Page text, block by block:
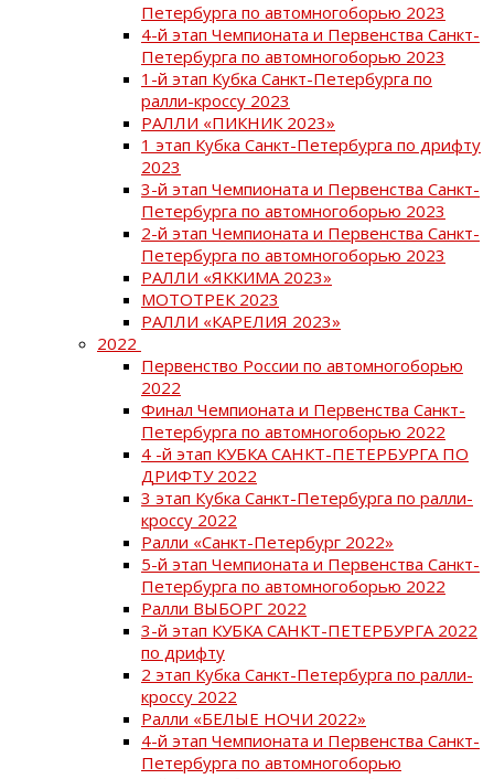
Петербурга по автомногоборью 2023
4-й этап Чемпионата и Первенства Санкт-
Петербурга по автомногоборью 2023
1-й этап Кубка Санкт-Петербурга по
ралли-кроссу 2023
РАЛЛИ «ПИКНИК 2023»
1 этап Кубка Санкт-Петербурга по дрифту
2023
3-й этап Чемпионата и Первенства Санкт-
Петербурга по автомногоборью 2023
2-й этап Чемпионата и Первенства Санкт-
Петербурга по автомногоборью 2023
РАЛЛИ «ЯККИМА 2023»
МОТОТРЕК 2023
РАЛЛИ «КАРЕЛИЯ 2023»
2022
Первенство России по автомногоборью
2022
Финал Чемпионата и Первенства Санкт-
Петербурга по автомногоборью 2022
4 -й этап КУБКА САНКТ-ПЕТЕРБУРГА ПО
ДРИФТУ 2022
3 этап Кубка Санкт-Петербурга по ралли-
кроссу 2022
Ралли «Санкт-Петербург 2022»
5-й этап Чемпионата и Первенства Санкт-
Петербурга по автомногоборью 2022
Ралли ВЫБОРГ 2022
3-й этап КУБКА САНКТ-ПЕТЕРБУРГА 2022
по дрифту
2 этап Кубка Санкт-Петербурга по ралли-
кроссу 2022
Ралли «БЕЛЫЕ НОЧИ 2022»
4-й этап Чемпионата и Первенства Санкт-
Петербурга по автомногоборью